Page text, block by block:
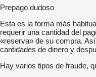
Prepago dudoso
Esta es la forma más
requerir una cantidad del
«reserva» de su compra.
cantidades de dinero y
Hay varios tipos de fraude,